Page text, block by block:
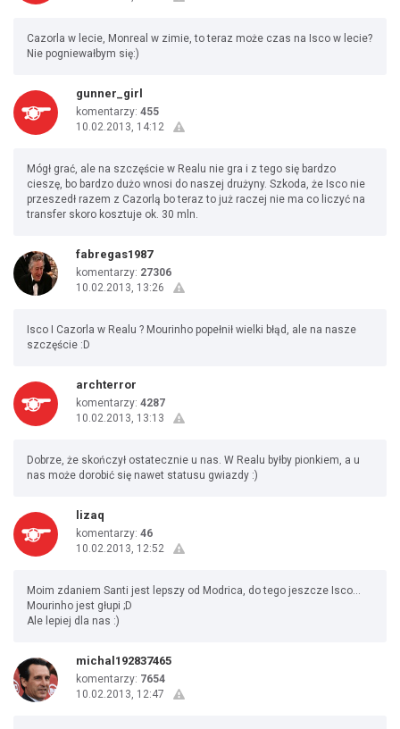
Cazorla w lecie, Monreal w zimie, to teraz może czas na Isco w lecie?
Nie pogniewałbym się:)
gunner_girl
komentarzy: 455
10.02.2013, 14:12
Mógł grać, ale na szczęście w Realu nie gra i z tego się bardzo
cieszę, bo bardzo dużo wnosi do naszej drużyny. Szkoda, że Isco nie
przeszedł razem z Cazorlą bo teraz to już raczej nie ma co liczyć na
transfer skoro kosztuje ok. 30 mln.
fabregas1987
komentarzy: 27306
10.02.2013, 13:26
Isco I Cazorla w Realu ? Mourinho popełnił wielki błąd, ale na nasze
szczęście :D
archterror
komentarzy: 4287
10.02.2013, 13:13
Dobrze, że skończył ostatecznie u nas. W Realu byłby pionkiem, a u
nas może dorobić się nawet statusu gwiazdy :)
lizaq
komentarzy: 46
10.02.2013, 12:52
Moim zdaniem Santi jest lepszy od Modrica, do tego jeszcze Isco...
Mourinho jest głupi ;D
Ale lepiej dla nas :)
michal192837465
komentarzy: 7654
10.02.2013, 12:47